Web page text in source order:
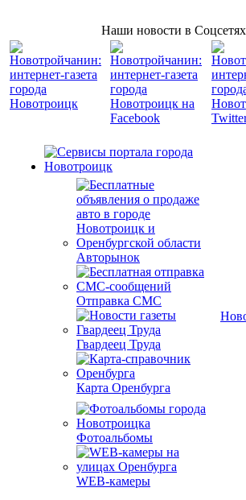
Наши новости в Соцсетях
Авторынок
Отправка СМС
Гвардеец Труда
Карта Оренбурга
Фотоальбомы
WEB-камеры